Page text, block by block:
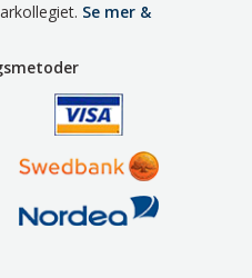
Se mer &